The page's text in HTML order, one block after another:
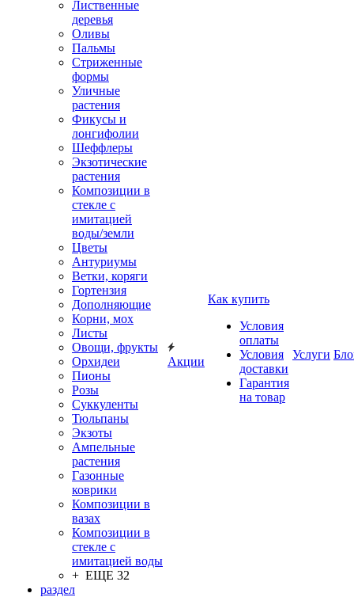
Лиственные
деревья
Оливы
Пальмы
Стриженные
формы
Уличные
растения
Фикусы и
лонгифолии
Шеффлеры
Экзотические
растения
Композиции в
стекле с
имитацией
воды/земли
Цветы
Антуриумы
Ветки, коряги
Гортензия
Дополняющие
Корни, мох
Листы
Овощи, фрукты
Орхидеи
Пионы
Розы
Суккуленты
Тюльпаны
Экзоты
Ампельные
растения
Газонные
коврики
Композиции в
вазах
Композиции в
стекле с
имитацией воды
+ ЕЩЕ 32
раздел
Акции
Как купить
Условия
оплаты
Условия
доставки
Гарантия
на товар
Услуги